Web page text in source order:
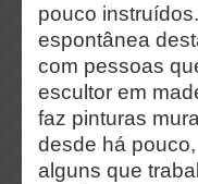
pouco
espontânea
com pessoas
escultor em
faz pinturas
desde há
alguns que